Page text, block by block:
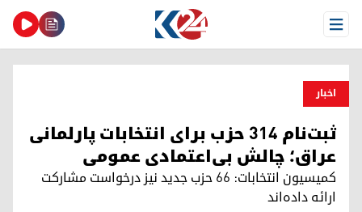
Open Menu
اخبار
ثبت‌نام ۳۱۴ حزب برای انتخابات پارلمانی
عراق؛ چالش بی‌اعتمادی عمومی
کمیسیون انتخابات: ۶۶ حزب جدید نیز درخواست مشارکت
ارائه داده‌اند